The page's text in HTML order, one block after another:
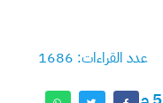
عدد القراءات: 1686